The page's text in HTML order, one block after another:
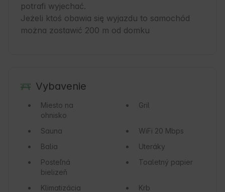
potrafi wyjechać.
Jeżeli ktoś obawia się wyjazdu to samochód
można zostawić 200 m od domku
Vybavenie
Miesto na
ohnisko
Gril
Sauna WiFi 20 Mbps
Balia
Uteráky
Posteľná
bielizeň
Toaletný papier
Klimatizácia Krb